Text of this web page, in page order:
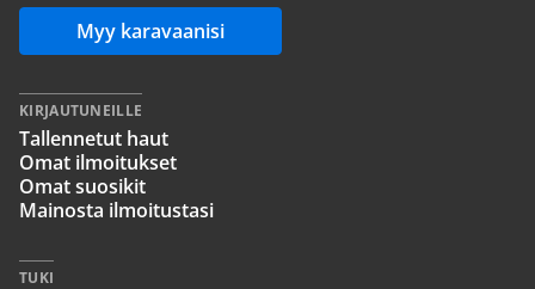
Myy karavaanisi
KIRJAUTUNEILLE
Tallennetut haut
Omat ilmoitukset
Omat suosikit
Mainosta ilmoitustasi
TUKI